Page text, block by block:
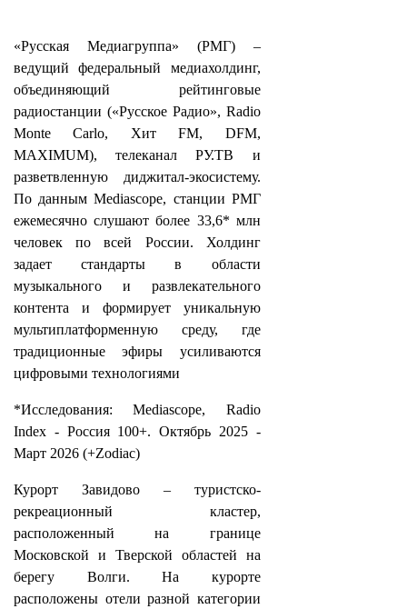
«Русская Медиагруппа» (РМГ) –
ведущий федеральный медиахолдинг,
объединяющий рейтинговые
радиостанции («Русское Радио», Radio
Monte Carlo, Хит FM, DFM,
MAXIMUM), телеканал РУ.ТВ и
разветвленную диджитал-экосистему.
По данным Mediascope, станции РМГ
ежемесячно слушают более 33,6* млн
человек по всей России. Холдинг
задает стандарты в области
музыкального и развлекательного
контента и формирует уникальную
мультиплатформенную среду, где
традиционные эфиры усиливаются
цифровыми технологиями
*Исследования: Mediascope, Radio
Index - Россия 100+. Октябрь 2025 -
Март 2026 (+Zodiac)
Курорт Завидово – туристско-
рекреационный кластер,
расположенный на границе
Московской и Тверской областей на
берегу Волги. На курорте
расположены отели разной категории